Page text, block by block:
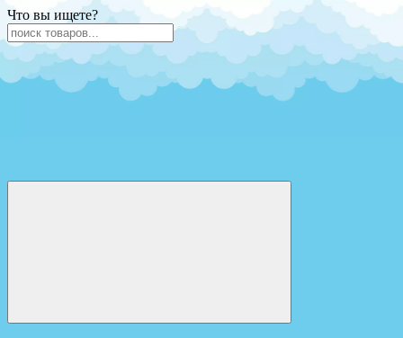
Что вы ищете?